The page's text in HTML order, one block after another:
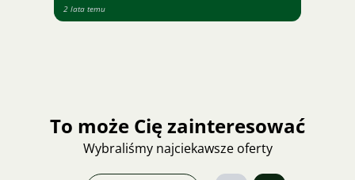
2 lata temu
To może Cię zainteresować
Wybraliśmy najciekawsze oferty